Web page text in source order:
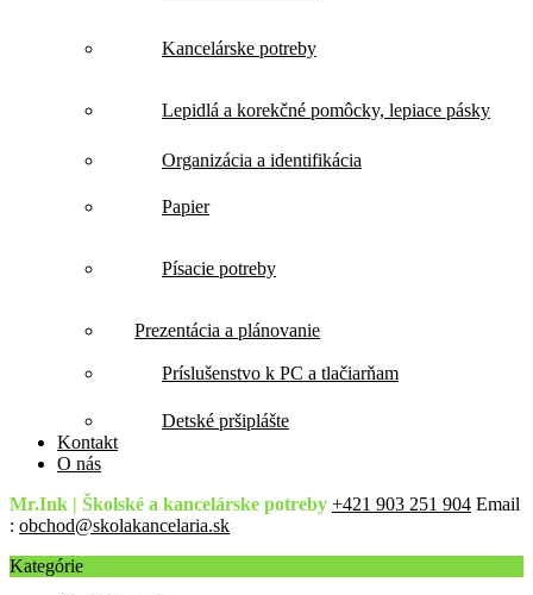
Kancelárske potreby
Lepidlá a korekčné pomôcky, lepiace pásky
Organizácia a identifikácia
Papier
Písacie potreby
Prezentácia a plánovanie
Príslušenstvo k PC a tlačiarňam
Detské pršiplášte
Kontakt
O nás
Mr.Ink | Školské a kancelárske potreby +421 903 251 904 Email
: obchod@skolakancelaria.sk
Kategórie